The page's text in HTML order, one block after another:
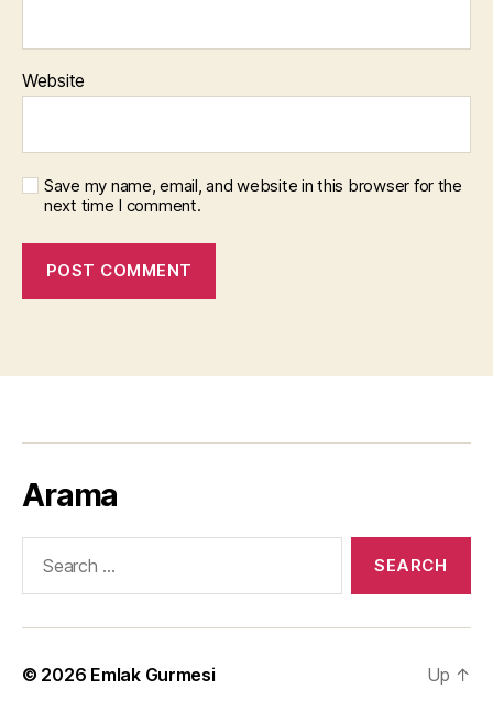
Website
Save my name, email, and website in this browser for the
next time I comment.
Arama
© 2026 Emlak Gurmesi Up ↑